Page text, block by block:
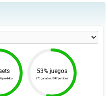
perdidos
53% juegos
270 ganados / 242 perdidos